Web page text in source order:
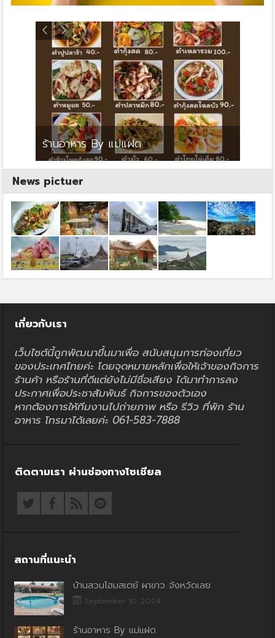
ร้านอาหาร By แม่แฝด
News pictuer
เกี่ยวกับเรา
เว็บไซต์นี้ถูกพัฒนาขึ้นมาเพื่อ สนับสนุนการท่องเที่ยว
ของประเทศไทยค่ะ โดยจุดหมายหลักเพื่อให้เจ้าของกิจการ
ร้านค้า หรือร้านที่ดีแต่ยังไม่มีชื่อเสียง ได้มาทำการลง
ประกาศเพื่อประชาสัมพันธ์ กิจการของตัวเอง
หากต้องการให้ทีมงานไปถ่ายภาพ หรือ รีวิว ที่พัก ร้าน
อาหาร โทรมาได้เลยค่ะ 061-583-7888
ติดตามเรา ผ่านช่องทางโซเชียล
สถานที่แนะนำ
บ้านสวนโฮมสเตย์ ผาขาว จังหวัดเลย
September 10, 2024
ร้านอาหาร By แม่แฝด